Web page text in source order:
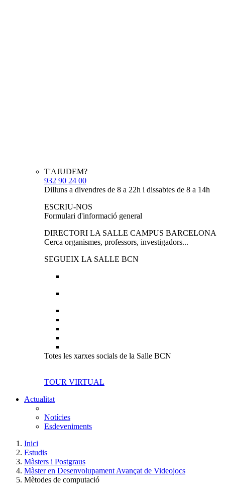
T'AJUDEM?
932 90 24 00
Dilluns a divendres de 8 a 22h i dissabtes de 8 a 14h
ESCRIU-NOS
Formulari d'informació general
DIRECTORI LA SALLE CAMPUS BARCELONA
Cerca organismes, professors, investigadors...
SEGUEIX LA SALLE BCN
Totes les xarxes socials de la Salle BCN
TOUR VIRTUAL
Actualitat
Notícies
Esdeveniments
Inici
Estudis
Màsters i Postgraus
Màster en Desenvolupament Avançat de Videojocs
Mètodes de computació